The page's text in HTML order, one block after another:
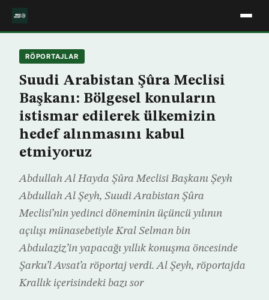
RÖPORTAJLAR
Suudi Arabistan Şûra Meclisi
Başkanı: Bölgesel konuların
istismar edilerek ülkemizin
hedef alınmasını kabul
etmiyoruz
Abdullah Al Hayda Şûra Meclisi Başkanı Şeyh
Abdullah Al Şeyh, Suudi Arabistan Şûra
Meclisi’nin yedinci döneminin üçüncü yılının
açılışı münasebetiyle Kral Selman bin
Abdulaziz’in yapacağı yıllık konuşma öncesinde
Şarku’l Avsat’a röportaj verdi. Al Şeyh, röportajda
Krallık içerisindeki bazı sor